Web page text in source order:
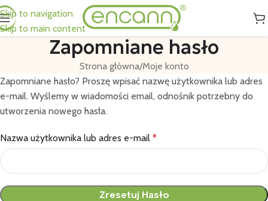
Skip to navigation
Skip to main content
Zapomniane hasło
Strona główna Moje konto
Zapomniane hasło? Proszę wpisać nazwę użytkownika lub adres
e-mail. Wyślemy w wiadomości email, odnośnik potrzebny do
utworzenia nowego hasła.
Nazwa użytkownika lub adres e-mail *
Zresetuj Hasło